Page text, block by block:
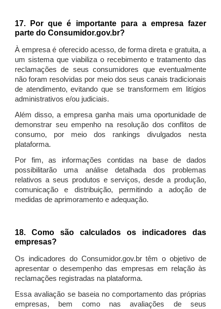
17. Por que é importante para a empresa fazer
parte do Consumidor.gov.br?
À empresa é oferecido acesso, de forma direta e gratuita, a
um sistema que viabiliza o recebimento e tratamento das
reclamações de seus consumidores que eventualmente
não foram resolvidas por meio dos seus canais tradicionais
de atendimento, evitando que se transformem em litígios
administrativos e/ou judiciais.
Além disso, a empresa ganha mais uma oportunidade de
demonstrar seu empenho na resolução dos conflitos de
consumo, por meio dos rankings divulgados nesta
plataforma.
Por fim, as informações contidas na base de dados
possibilitarão uma análise detalhada dos problemas
relativos a seus produtos e serviços, desde a produção,
comunicação e distribuição, permitindo a adoção de
medidas de aprimoramento e adequação.
18. Como são calculados os indicadores das
empresas?
Os indicadores do Consumidor.gov.br têm o objetivo de
apresentar o desempenho das empresas em relação às
reclamações registradas na plataforma.
Essa avaliação se baseia no comportamento das próprias
empresas, bem como nas avaliações de seus